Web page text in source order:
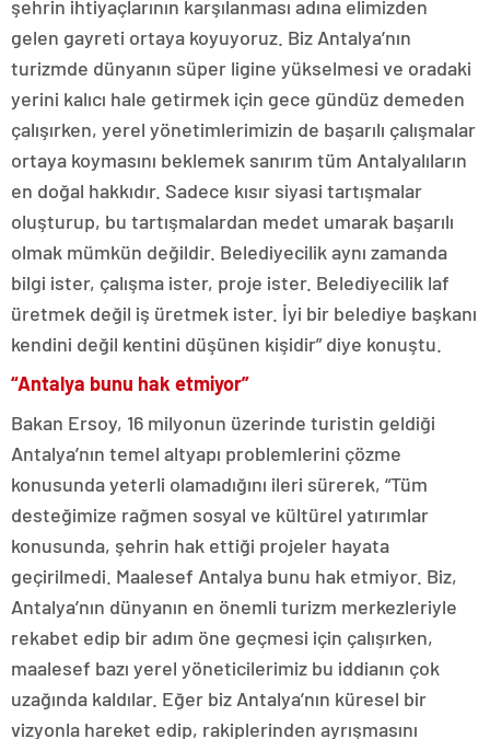
şehrin ihtiyaçlarının karşılanması adına elimizden
gelen gayreti ortaya koyuyoruz. Biz Antalya’nın
turizmde dünyanın süper ligine yükselmesi ve oradaki
yerini kalıcı hale getirmek için gece gündüz demeden
çalışırken, yerel yönetimlerimizin de başarılı çalışmalar
ortaya koymasını beklemek sanırım tüm Antalyalıların
en doğal hakkıdır. Sadece kısır siyasi tartışmalar
oluşturup, bu tartışmalardan medet umarak başarılı
olmak mümkün değildir. Belediyecilik aynı zamanda
bilgi ister, çalışma ister, proje ister. Belediyecilik laf
üretmek değil iş üretmek ister. İyi bir belediye başkanı
kendini değil kentini düşünen kişidir” diye konuştu.
“Antalya bunu hak etmiyor”
Bakan Ersoy, 16 milyonun üzerinde turistin geldiği
Antalya’nın temel altyapı problemlerini çözme
konusunda yeterli olamadığını ileri sürerek, “Tüm
desteğimize rağmen sosyal ve kültürel yatırımlar
konusunda, şehrin hak ettiği projeler hayata
geçirilmedi. Maalesef Antalya bunu hak etmiyor. Biz,
Antalya’nın dünyanın en önemli turizm merkezleriyle
rekabet edip bir adım öne geçmesi için çalışırken,
maalesef bazı yerel yöneticilerimiz bu iddianın çok
uzağında kaldılar. Eğer biz Antalya’nın küresel bir
vizyonla hareket edip, rakiplerinden ayrışmasını